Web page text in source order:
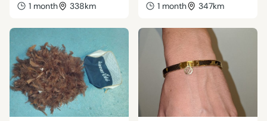
1 month 338km 1 month 347km